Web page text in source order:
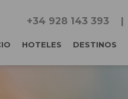
+34 928 143 393
HOTELES DESTINOS